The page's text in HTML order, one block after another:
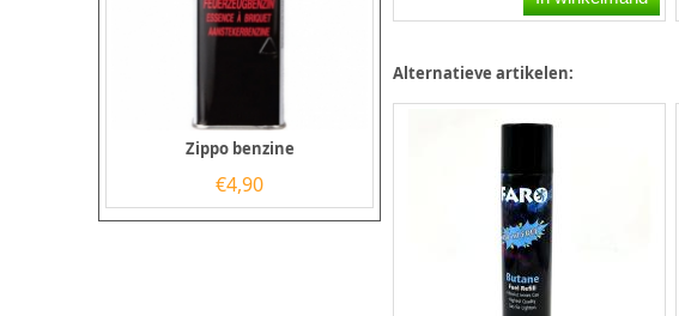
Zippo benzine
€4,90
Alternatieve artikelen: